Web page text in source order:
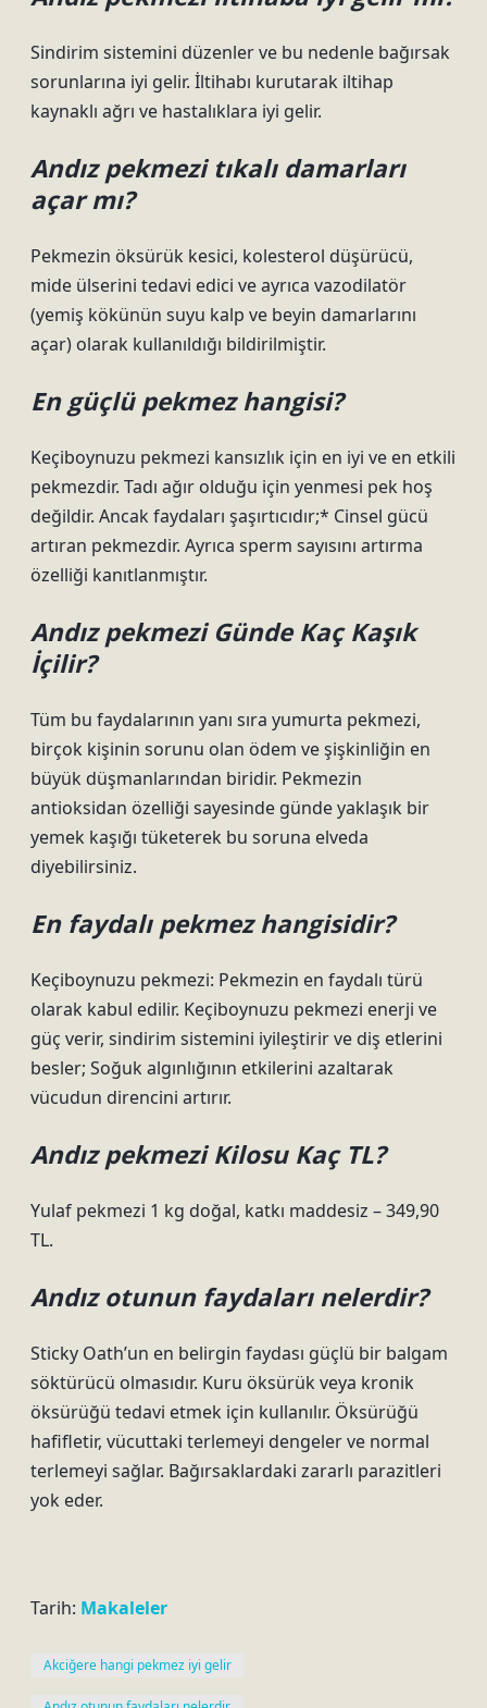
Sindirim sistemini düzenler ve bu nedenle bağırsak
sorunlarına iyi gelir. İltihabı kurutarak iltihap
kaynaklı ağrı ve hastalıklara iyi gelir.
Andız pekmezi tıkalı damarları
açar mı?
Pekmezin öksürük kesici, kolesterol düşürücü,
mide ülserini tedavi edici ve ayrıca vazodilatör
(yemiş kökünün suyu kalp ve beyin damarlarını
açar) olarak kullanıldığı bildirilmiştir.
En güçlü pekmez hangisi?
Keçiboynuzu pekmezi kansızlık için en iyi ve en etkili
pekmezdir. Tadı ağır olduğu için yenmesi pek hoş
değildir. Ancak faydaları şaşırtıcıdır;* Cinsel gücü
artıran pekmezdir. Ayrıca sperm sayısını artırma
özelliği kanıtlanmıştır.
Andız pekmezi Günde Kaç Kaşık
İçilir?
Tüm bu faydalarının yanı sıra yumurta pekmezi,
birçok kişinin sorunu olan ödem ve şişkinliğin en
büyük düşmanlarından biridir. Pekmezin
antioksidan özelliği sayesinde günde yaklaşık bir
yemek kaşığı tüketerek bu soruna elveda
diyebilirsiniz.
En faydalı pekmez hangisidir?
Keçiboynuzu pekmezi: Pekmezin en faydalı türü
olarak kabul edilir. Keçiboynuzu pekmezi enerji ve
güç verir, sindirim sistemini iyileştirir ve diş etlerini
besler; Soğuk algınlığının etkilerini azaltarak
vücudun direncini artırır.
Andız pekmezi Kilosu Kaç TL?
Yulaf pekmezi 1 kg doğal, katkı maddesiz – 349,90
TL.
Andız otunun faydaları nelerdir?
Sticky Oath’un en belirgin faydası güçlü bir balgam
söktürücü olmasıdır. Kuru öksürük veya kronik
öksürüğü tedavi etmek için kullanılır. Öksürüğü
hafifletir, vücuttaki terlemeyi dengeler ve normal
terlemeyi sağlar. Bağırsaklardaki zararlı parazitleri
yok eder.
Tarih: Makaleler
Akciğere hangi pekmez iyi gelir